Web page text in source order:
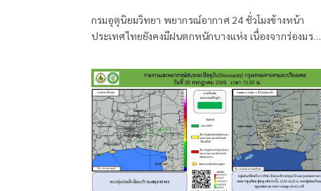
กรมอุตุนิยมวิทยา พยากรณ์อากาศ 24 ชั่วโมงข้างหน้า
ประเทศไทยยังคงมีฝนตกหนักบางแห่ง เนื่องจากร่องมรสุม